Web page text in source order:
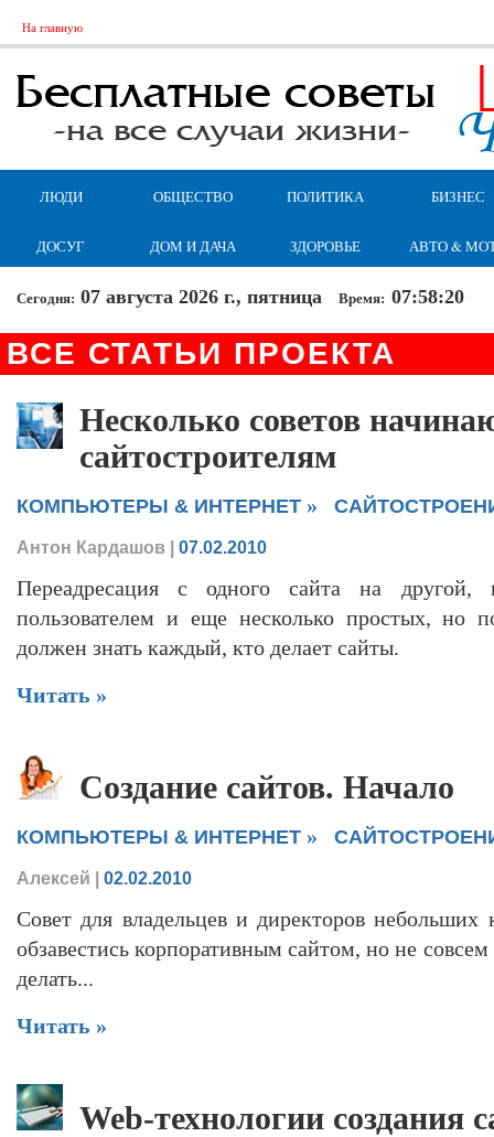
На главную
ЛЮДИ ОБЩЕСТВО ПОЛИТИКА БИЗНЕС
ДОСУГ ДОМ И ДАЧА ЗДОРОВЬЕ АВТО &
Сегодня: 07 августа 2026 г., пятница Время: 07:58:21
ВСЕ СТАТЬИ ПРОЕКТА
Несколько советов
сайтостроителям
КОМПЬЮТЕРЫ & ИНТЕРНЕТ »
Антон Кардашов 07.02.2010
Переадресация с одного сайта на другой,
пользователем и еще несколько простых, но
должен знать каждый, кто делает сайты.
Читать »
Создание сайтов. Начало
КОМПЬЮТЕРЫ & ИНТЕРНЕТ »
Алексей 02.02.2010
Совет для владельцев и директоров
обзавестись корпоративным сайтом, но не
делать...
Читать »
Web-технологии создания